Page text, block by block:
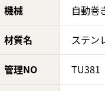
機械 自動巻
材質名 ステン
管理NO TU381